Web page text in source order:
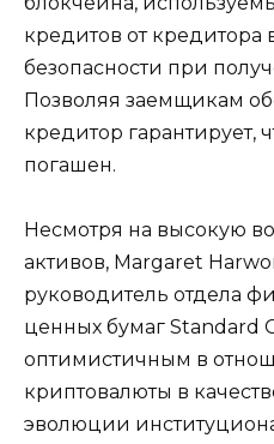
кредитов от кредитора
безопасности при
Позволяя заемщикам
кредитор гарантирует,
погашен.
Несмотря на высокую
активов, Margaret
руководитель отдела
ценных бумаг Standard
оптимистичным в
криптовалюты в
эволюции